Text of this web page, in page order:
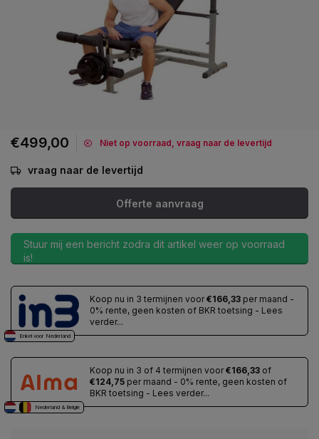
€499,00 Niet op voorraad, vraag naar de levertijd
vraag naar de levertijd
Offerte aanvraag
Stuur mij een bericht zodra dit artikel weer op voorraad
is!
Enkel voor Nederland
Koop nu in 3 termijnen voor €166,33 per maand -
0% rente, geen kosten of BKR toetsing - Lees
verder...
Nederland & Belgie
Koop nu in 3 of 4 termijnen voor €166,33 of
€124,75 per maand - 0% rente, geen kosten of
BKR toetsing - Lees verder...